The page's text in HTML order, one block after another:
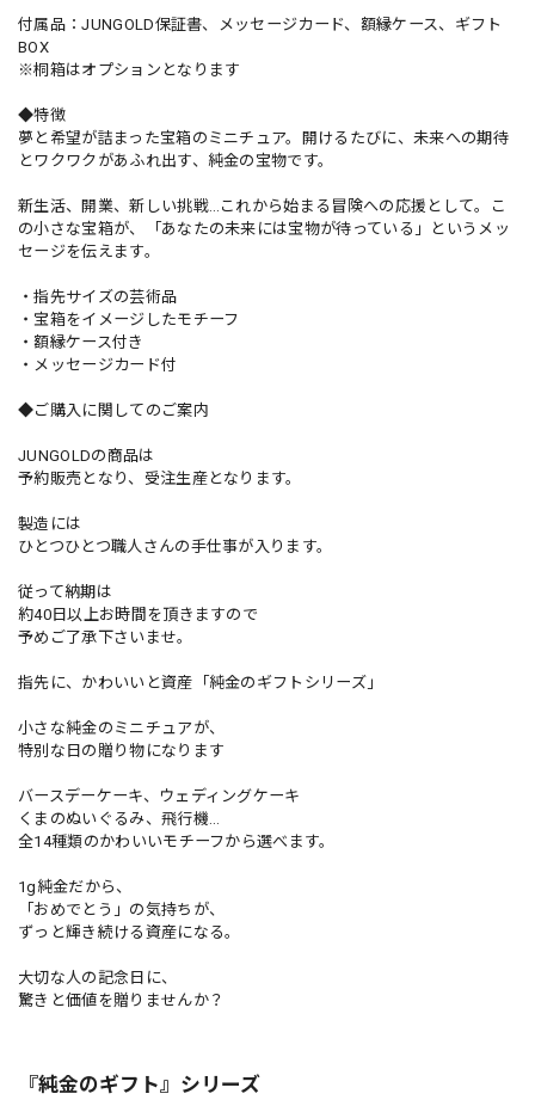
付属品：JUNGOLD保証書、メッセージカード、額縁ケース、ギフト
BOX
※桐箱はオプションとなります
◆特徴
夢と希望が詰まった宝箱のミニチュア。開けるたびに、未来への期待
とワクワクがあふれ出す、純金の宝物です。
新生活、開業、新しい挑戦…これから始まる冒険への応援として。こ
の小さな宝箱が、「あなたの未来には宝物が待っている」というメッ
セージを伝えます。
・指先サイズの芸術品
・宝箱をイメージしたモチーフ
・額縁ケース付き
・メッセージカード付
◆ご購入に関してのご案内
JUNGOLDの商品は
予約販売となり、受注生産となります。
製造には
ひとつひとつ職人さんの手仕事が入ります。
従って納期は
約40日以上お時間を頂きますので
予めご了承下さいませ。
指先に、かわいいと資産「純金のギフトシリーズ」
小さな純金のミニチュアが、
特別な日の贈り物になります
バースデーケーキ、ウェディングケーキ
くまのぬいぐるみ、飛行機…
全14種類のかわいいモチーフから選べます。
1g純金だから、
「おめでとう」の気持ちが、
ずっと輝き続ける資産になる。
大切な人の記念日に、
驚きと価値を贈りませんか？
『純金のギフト』シリーズ